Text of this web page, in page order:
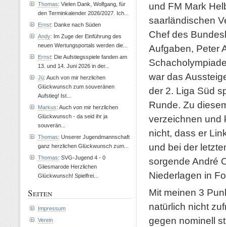
und FM Mark
saarländischen
Chef des
Aufgaben, Peter
war das
der 2. Liga Süd
Runde. Zu
verzeichnen und
nicht, dass er
und bei der
sorgende André
Niederlagen in
Mit meinen 3
natürlich nicht
gegen nominell
Thomas: Vielen Dank, Wolfgang, für
den Terminkalender 2026/2027. Ich...
Ernst: Danke nach Süden
Andy: Im Zuge der Einführung des
neuen Wertungsportals werden die...
Ernst: Die Aufstiegsspiele fanden am
13. und 14. Juni 2026 in der...
Jü: Auch von mir herzlichen
Glückwunsch zum souveränen
Aufstieg! Ist...
Markus: Auch von mir herzlichen
Glückwunsch - da seid ihr ja
souverän...
Thomas: Unserer Jugendmannschaft
ganz herzlichen Glückwunsch zum...
Thomas: SVG-Jugend 4 - 0
Gliesmarode Herzlichen
Glückwunsch! Spielfrei...
Seiten
Impressum
Verein